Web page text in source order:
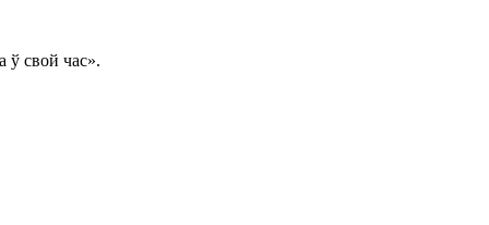
ў свой час».